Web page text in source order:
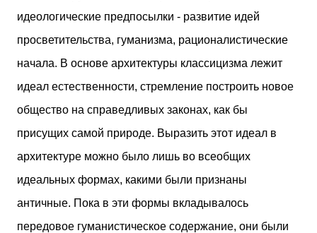
идеологические предпосылки - развитие идей
просветительства, гуманизма, рационалистические
начала. В основе архитектуры классицизма лежит
идеал естественности, стремление построить новое
общество на справедливых законах, как бы
присущих самой природе. Выразить этот идеал в
архитектуре можно было лишь во всеобщих
идеальных формах, какими были признаны
античные. Пока в эти формы вкладывалось
передовое гуманистическое содержание, они были